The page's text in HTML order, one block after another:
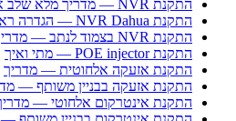
התקנת NVR — מדריך מלא שלב אחר שלב
התקנת NVR Dahua — הגדרה ראשונית מלאה
התקנת NVR בצמוד לנתב — מדריך חיבור
התקנת POE injector — מתי ואיך
התקנת אזעקה אלחוטית — מדריך
התקנת אזעקה בבניין משותף —
התקנת אינטרקום אלחוטי —